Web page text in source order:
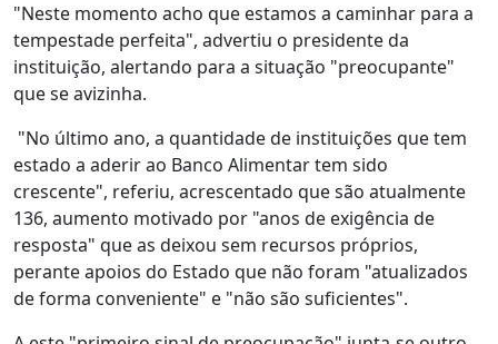
"Neste momento acho que estamos a caminhar para a
tempestade perfeita", advertiu o presidente da
instituição, alertando para a situação "preocupante"
que se avizinha.
"No último ano, a quantidade de instituições que tem
estado a aderir ao Banco Alimentar tem sido
crescente", referiu, acrescentado que são atualmente
136, aumento motivado por "anos de exigência de
resposta" que as deixou sem recursos próprios,
perante apoios do Estado que não foram "atualizados
de forma conveniente" e "não são suficientes".